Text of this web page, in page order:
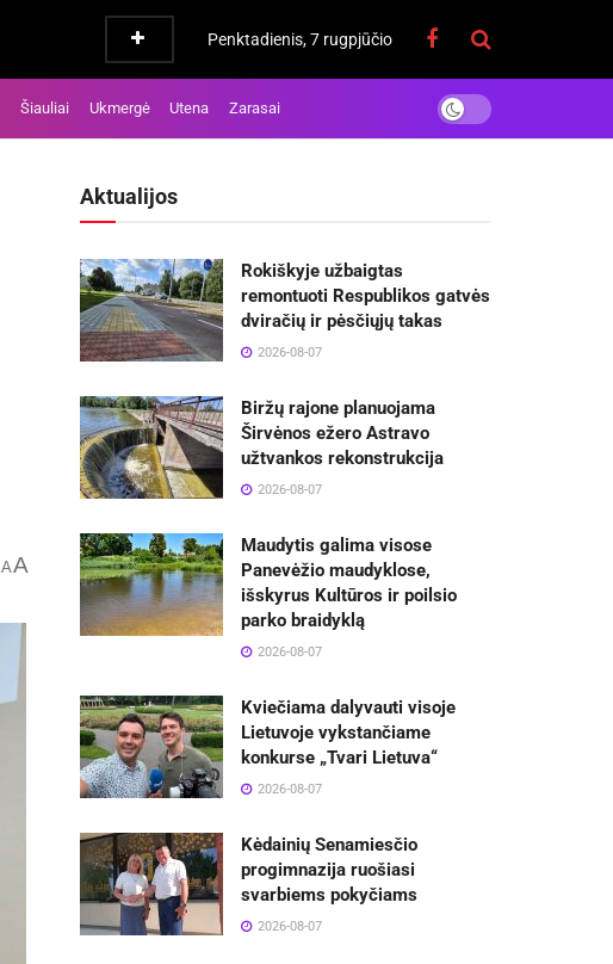
Penktadienis, 7 rugpjūčio
Šiauliai Ukmergė Utena Zarasai
AA
Aktualijos
Rokiškyje užbaigtas
remontuoti Respublikos gatvės
dviračių ir pėsčiųjų takas
2026-08-07
Biržų rajone planuojama
Širvėnos ežero Astravo
užtvankos rekonstrukcija
2026-08-07
Maudytis galima visose
Panevėžio maudyklose,
išskyrus Kultūros ir poilsio
parko braidyklą
2026-08-07
Kviečiama dalyvauti visoje
Lietuvoje vykstančiame
konkurse „Tvari Lietuva“
2026-08-07
Kėdainių Senamiesčio
progimnazija ruošiasi
svarbiems pokyčiams
2026-08-07